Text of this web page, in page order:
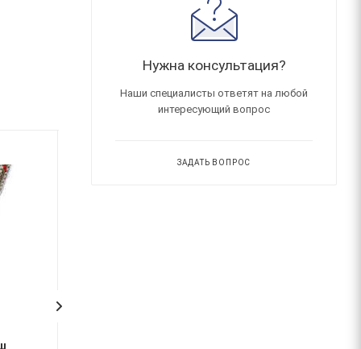
Нужна консультация?
Наши специалисты ответят на любой
интересующий вопрос
ЗАДАТЬ ВОПРОС